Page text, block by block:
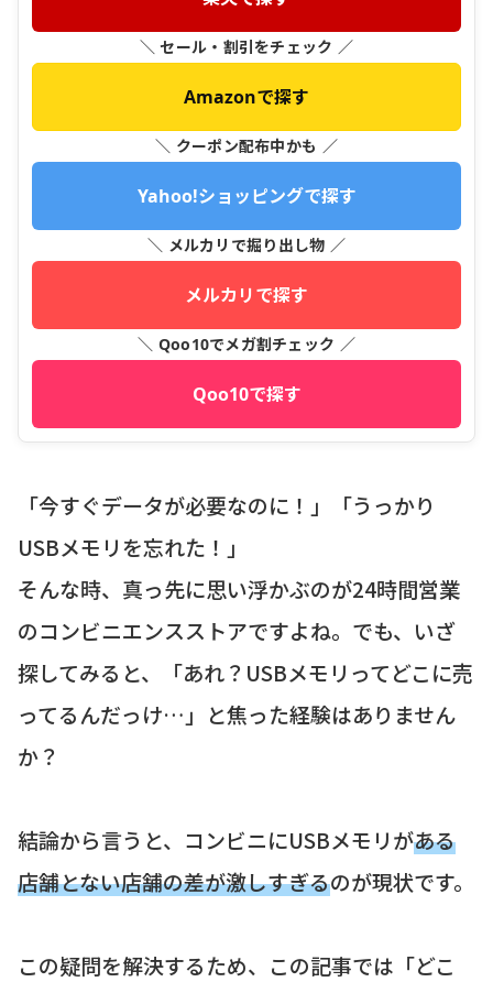
＼ セール・割引をチェック ／
Amazonで探す
＼ クーポン配布中かも ／
Yahoo!ショッピングで探す
＼ メルカリで掘り出し物 ／
メルカリで探す
＼ Qoo10でメガ割チェック ／
Qoo10で探す
「今すぐデータが必要なのに！」「うっかり
USBメモリを忘れた！」
そんな時、真っ先に思い浮かぶのが24時間営業
のコンビニエンスストアですよね。でも、いざ
探してみると、「あれ？USBメモリってどこに売
ってるんだっけ…」と焦った経験はありません
か？
結論から言うと、コンビニにUSBメモリがある
店舗とない店舗の差が激しすぎるのが現状です。
この疑問を解決するため、この記事では「どこ